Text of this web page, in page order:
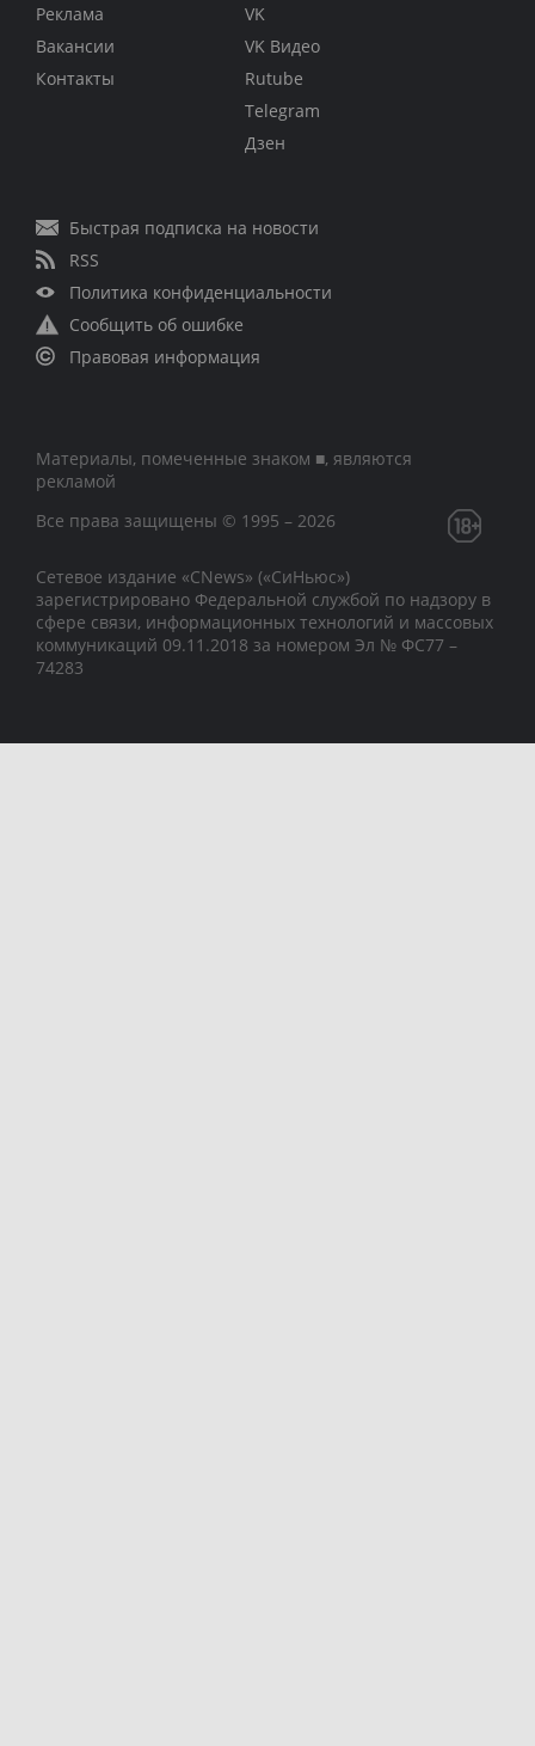
Реклама
Вакансии
Контакты
VK
VK Видео
Rutube
Telegram
Дзен
Быстрая подписка на новости
RSS
Политика конфиденциальности
Сообщить об ошибке
Правовая информация
Материалы, помеченные знаком ■, являются
рекламой
Все права защищены © 1995 – 2026
Сетевое издание «CNews» («СиНьюс»)
зарегистрировано Федеральной службой по надзору в
сфере связи, информационных технологий и массовых
коммуникаций 09.11.2018 за номером Эл № ФС77 –
74283